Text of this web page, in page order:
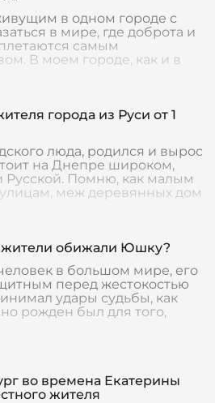
в одном городе с
в мире, где доброта и
самым
В моем городе, как и в
города из Руси от 1
люда, родился и вырос
на Днепре широком,
Русской. Помню, как малым
меж деревянных дом
обижали Юшку?
в большом мире, его
перед жестокостью
удары судьбы, как
рожден был для того,
во времена Екатерины
жителя